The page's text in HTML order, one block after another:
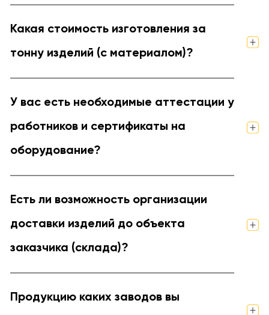
Какая стоимость изготовления за
тонну изделий (с материалом)?
У вас есть необходимые аттестации у
работников и сертификаты на
оборудование?
Есть ли возможность организации
доставки изделий до объекта
заказчика (склада)?
Продукцию каких заводов вы